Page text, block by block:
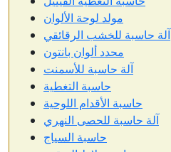
مولد لوحة الألوان
آلة حاسبة للخشب الرقائقي
محدد ألوان بانتون
آلة حاسبة للأسمنت
حاسبة التغطية
حاسبة الأقدام اللوحية
آلة حاسبة للحصى النهري
حاسبة السياج